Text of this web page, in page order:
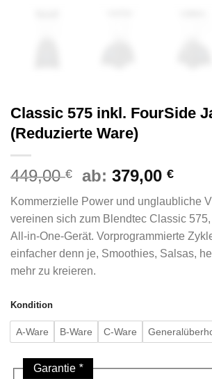
Classic 575 inkl. FourSide
(Reduzierte Ware)
449,00€ ab:379,00€
Kommerzielle Power und unglaubliche
vereinen sich zum Blendtec Classic
All-in-One-Gerät. Vorprogrammierte
einfacher denn je, Smoothies, Salsas,
mehr zu kreieren.
Kondition
A-Ware B-Ware C-Ware
Garantie *